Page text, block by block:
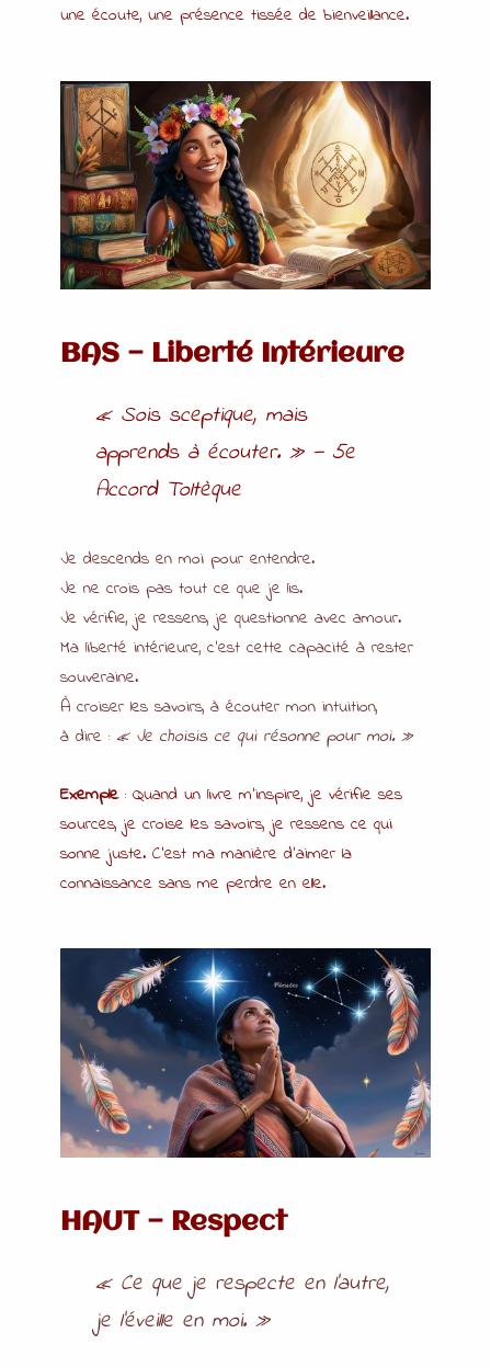
une écoute, une présence tissée de bienveillance.
BAS — Liberté Intérieure
« Sois sceptique, mais
apprends à écouter. »— 5e
Accord Toltèque
Je descends en moi pour entendre.
Je ne crois pas tout ce que je lis.
Je vérifie, je ressens, je questionne avec amour.
Ma liberté intérieure, c’est cette capacité à rester
souveraine.
À croiser les savoirs, à écouter mon intuition,
à dire :« Je choisis ce qui résonne pour moi. »
Exemple: Quand un livre m’inspire, je vérifie ses
sources, je croise les savoirs, je ressens ce qui
sonne juste. C’est ma manière d’aimer la
connaissance sans me perdre en elle.
HAUT — Respect
« Ce que je respecte en l’autre,
je l’éveille en moi. »